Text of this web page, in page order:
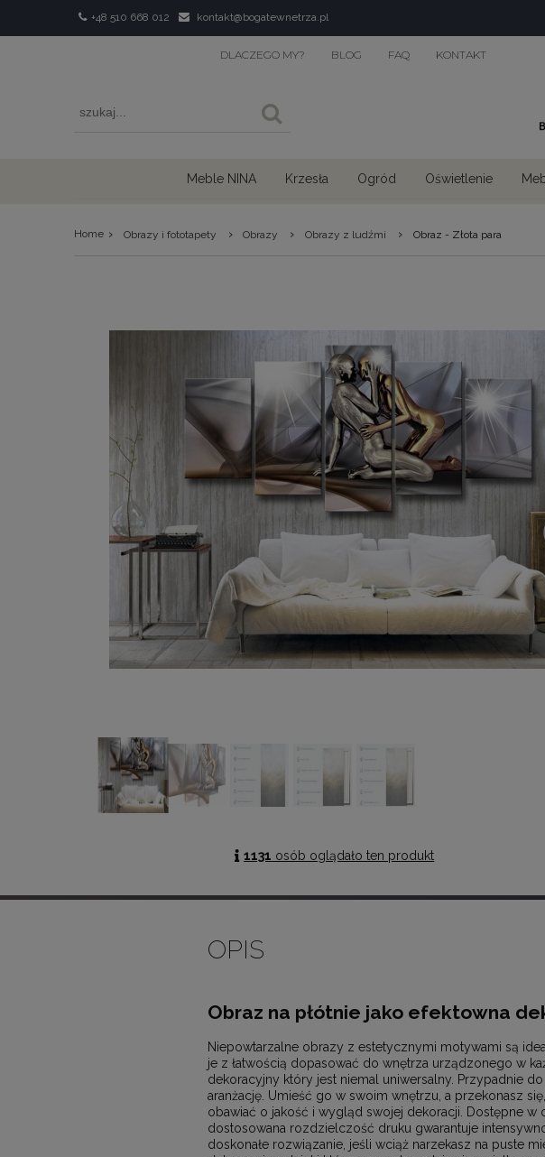
+48 510 668 012 kontakt@bogatewnetrza.pl
DLACZEGO MY? BLOG FAQ KONTAKT
Meble NINA Krzesła Ogród Oświetlenie
Home › Obrazy i fototapety › Obrazy › Obrazy z ludźmi › Obraz - Złota para
1131 osób oglądało ten produkt
OPIS
Obraz na płótnie jako efektowna
Niepowtarzalne obrazy z estetycznymi motywami są
je z łatwością dopasować do wnętrza urządzonego w
dekoracyjny który jest niemal uniwersalny. Przypadnie
aranżację. Umieść go w swoim wnętrzu, a przekonasz
obawiać o jakość i wygląd swojej dekoracji. Dostępne w
dostosowana rozdzielczość druku gwarantuje
doskonałe rozwiązanie, jeśli wciąż narzekasz na puste